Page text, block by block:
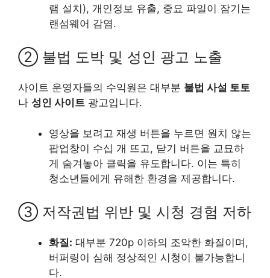
램 설치), 개인정보 유출, 중요 파일이 잠기는
랜섬웨어 감염.
② 불법 도박 및 성인 광고 노출
사이트 운영자들의 수익원은 대부분 불법 사설 토토
나 성인 사이트 광고입니다.
영상을 보려고 재생 버튼을 누르면 원치 않는
팝업창이 수십 개 뜨고, 닫기 버튼을 교묘하
게 숨겨놓아 클릭을 유도합니다. 이는 특히
청소년들에게 유해한 환경을 제공합니다.
③ 저작권법 위반 및 시청 경험 저하
화질: 대부분 720p 이하의 조악한 화질이며,
버퍼링이 심해 정상적인 시청이 불가능합니
다.